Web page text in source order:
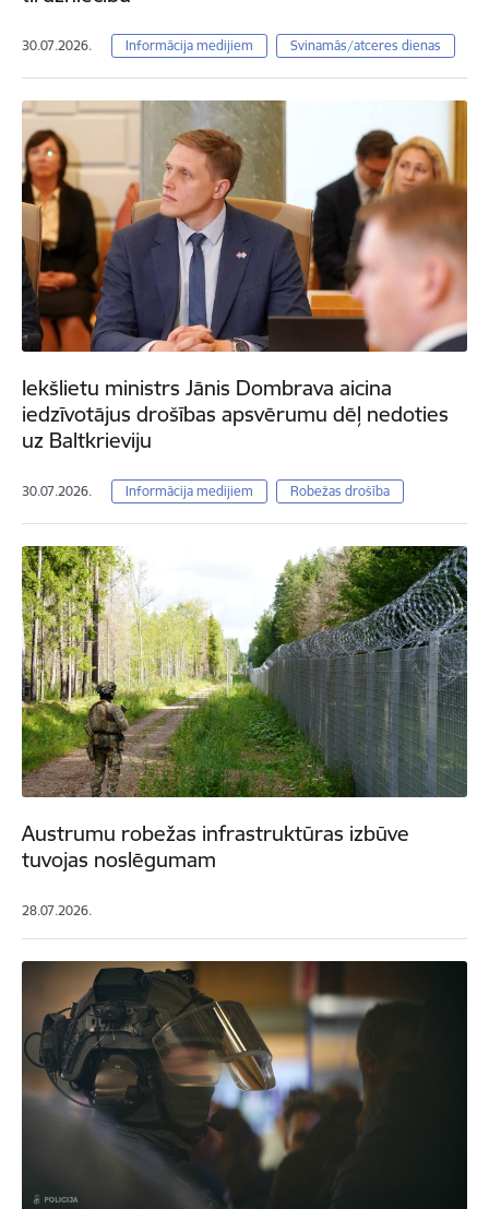
30.07.2026. Informācija medijiem Svinamās/atceres dienas
Iekšlietu ministrs Jānis Dombrava aicina
iedzīvotājus drošības apsvērumu dēļ nedoties
uz Baltkrieviju
30.07.2026. Informācija medijiem Robežas drošība
Austrumu robežas infrastruktūras izbūve
tuvojas noslēgumam
28.07.2026.